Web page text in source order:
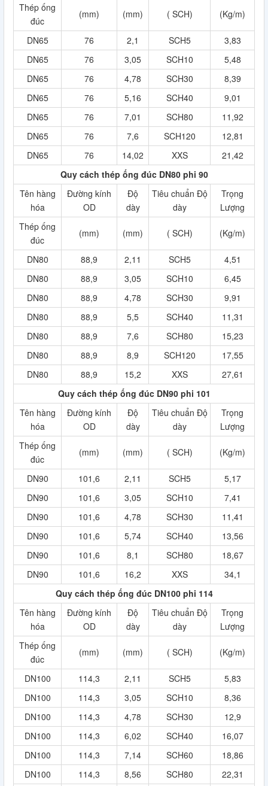
Thép ống
đúc
(mm) (mm) ( SCH) (Kg/m)
DN65 76 2,1 SCH5
3,83
DN65
76 3,05 SCH10
5,48
DN65
76 4,78 SCH30
8,39
DN65
76 5,16 SCH40
9,01
DN65
76 7,01 SCH80
11,92
DN65
76 7,6 SCH120
12,81
DN65
76 14,02 XXS
21,42
Quy cách thép ống đúc DN80 phi 90
Tên hàng
hóa
Đường kính
OD
Độ
dày
Tiêu chuẩn Độ
dày
Trọng
Lượng
Thép ống
đúc
(mm) (mm) ( SCH) (Kg/m)
DN80 88,9 2,11 SCH5
4,51
DN80
88,9 3,05 SCH10
6,45
DN80
88,9 4,78 SCH30
9,91
DN80
88,9 5,5 SCH40
11,31
DN80
88,9 7,6 SCH80
15,23
DN80
88,9 8,9 SCH120
17,55
DN80
88,9 15,2 XXS
27,61
Quy cách thép ống đúc DN90 phi 101
Tên hàng
hóa
Đường kính
OD
Độ
dày
Tiêu chuẩn Độ
dày
Trọng
Lượng
Thép ống
đúc
(mm) (mm) ( SCH) (Kg/m)
DN90 101,6 2,11 SCH5
5,17
DN90
101,6 3,05 SCH10
7,41
DN90
101,6 4,78 SCH30
11,41
DN90
101,6 5,74 SCH40
13,56
DN90
101,6 8,1 SCH80
18,67
DN90
101,6 16,2 XXS
34,1
Quy cách thép ống đúc DN100 phi 114
Tên hàng
hóa
Đường kính
OD
Độ
dày
Tiêu chuẩn Độ
dày
Trọng
Lượng
Thép ống
đúc
(mm) (mm) ( SCH) (Kg/m)
DN100 114,3 2,11 SCH5
5,83
DN100
114,3 3,05 SCH10
8,36
DN100
114,3 4,78 SCH30
12,9
DN100
114,3 6,02 SCH40
16,07
DN100
114,3 7,14 SCH60
18,86
DN100
114,3 8,56 SCH80
22,31